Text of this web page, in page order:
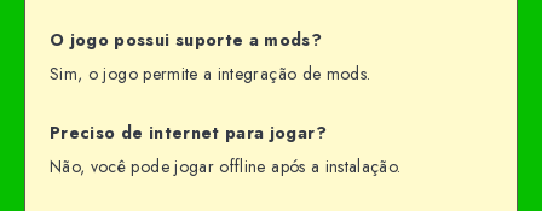
O jogo possui suporte a mods?
Sim, o jogo permite a integração de mods.
Preciso de internet para jogar?
Não, você pode jogar offline após a instalação.